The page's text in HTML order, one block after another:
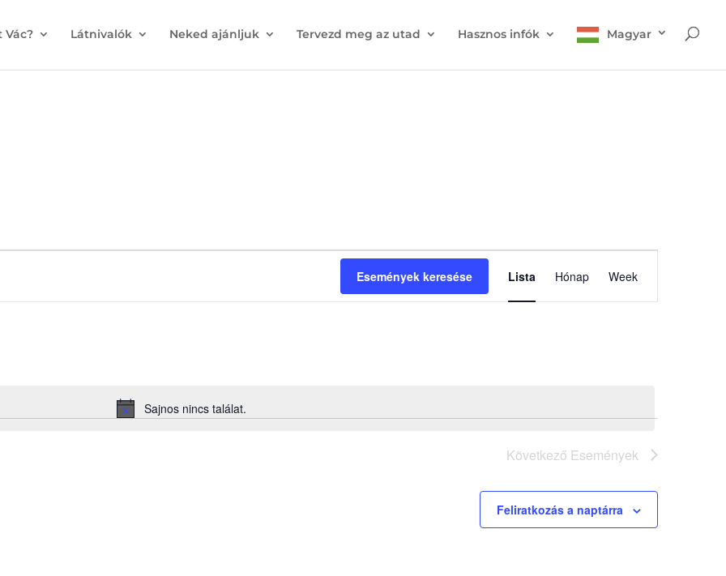
Vác? Látnivalók Neked ajánljuk Tervezd meg az utad Hasznos infók Magyar
Notice
Sajnos nincs találat.
Események keresése
nézet
Lista Hónap Week
Következő Események
Feliratkozás a naptárra